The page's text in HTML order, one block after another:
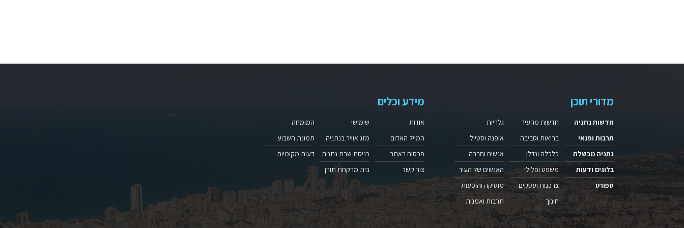
מדורי תוכן
חדשות נתניה
תרבות ופנאי
נתניה מבשלת
בלוגים ודעות
ספורט
חדשות מהעיר
בריאות וסביבה
כלכלה ונדלן
משפט ופלילי
צרכנות ועסקים
חינוך
גלריות
אופנה וסטייל
אנשים וחברה
האנשים של העיר
מוסיקה והופעות
תרבות ואמנות
מידע וכלים
אודות
המייל האדום
פרסום באתר
צור קשר
שימושי
מזג אוויר בנתניה
כניסת שבת נתניה
בית מרקחת תורן
המומחה
תמונת השבוע
דעות מקומיות